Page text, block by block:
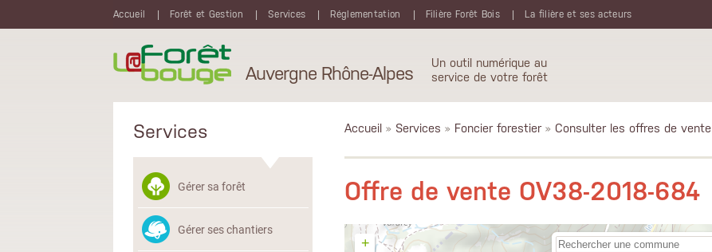
Accueil
Forêt et Gestion Services Réglementation Filière Forêt Bois La filière et ses acteurs
Auvergne Rhône-Alpes
Un outil numérique au
service de votre forêt
Services
Gérer sa forêt
Gérer ses chantiers
Accueil » Services » Foncier forestier» Consulter les offres de vente
Offre de vente OV38-2018-684
+